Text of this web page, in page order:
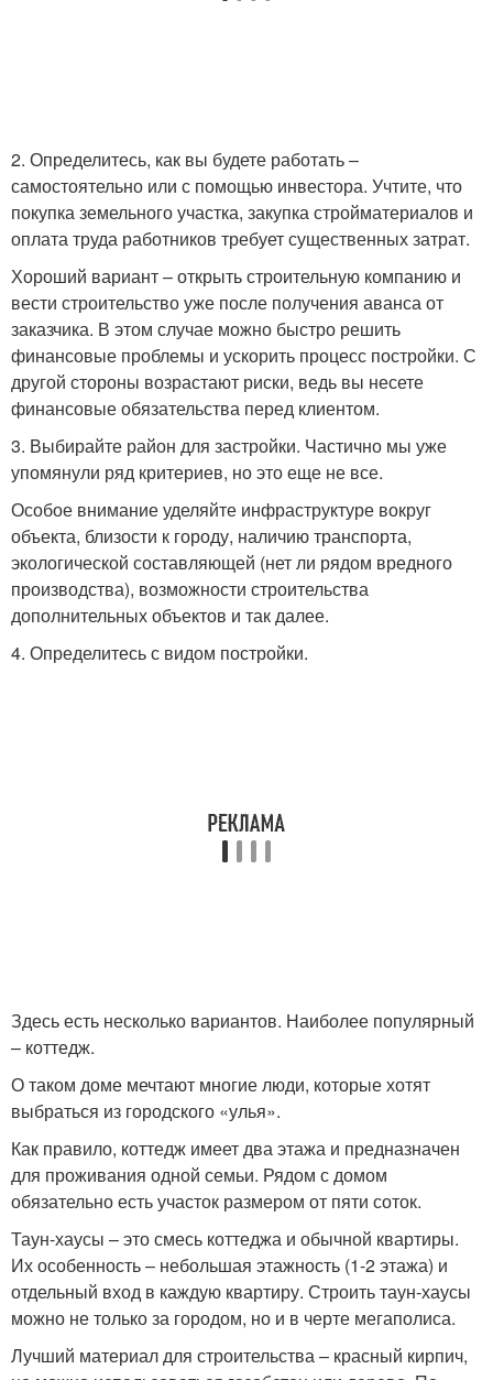
2. Определитесь, как вы будете работать –
самостоятельно или с помощью инвестора. Учтите, что
покупка земельного участка, закупка стройматериалов и
оплата труда работников требует существенных затрат.
Хороший вариант – открыть строительную компанию и
вести строительство уже после получения аванса от
заказчика. В этом случае можно быстро решить
финансовые проблемы и ускорить процесс постройки. С
другой стороны возрастают риски, ведь вы несете
финансовые обязательства перед клиентом.
3. Выбирайте район для застройки. Частично мы уже
упомянули ряд критериев, но это еще не все.
Особое внимание уделяйте инфраструктуре вокруг
объекта, близости к городу, наличию транспорта,
экологической составляющей (нет ли рядом вредного
производства), возможности строительства
дополнительных объектов и так далее.
4. Определитесь с видом постройки.
Здесь есть несколько вариантов. Наиболее популярный
– коттедж.
О таком доме мечтают многие люди, которые хотят
выбраться из городского «улья».
Как правило, коттедж имеет два этажа и предназначен
для проживания одной семьи. Рядом с домом
обязательно есть участок размером от пяти соток.
Таун-хаусы – это смесь коттеджа и обычной квартиры.
Их особенность – небольшая этажность (1-2 этажа) и
отдельный вход в каждую квартиру. Строить таун-хаусы
можно не только за городом, но и в черте мегаполиса.
Лучший материал для строительства – красный кирпич,